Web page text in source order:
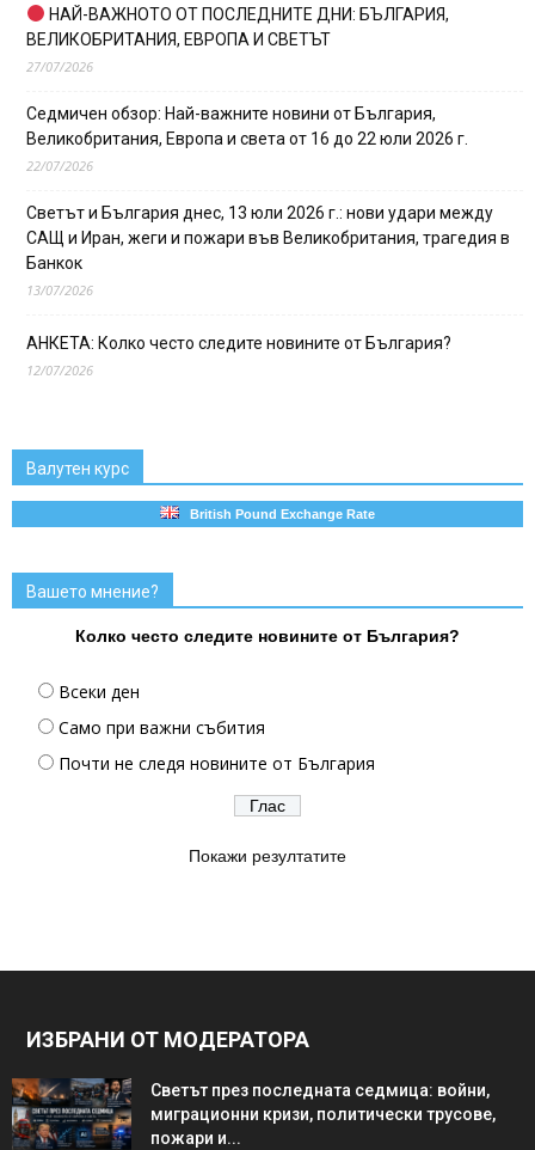
НАЙ-ВАЖНОТО ОТ ПОСЛЕДНИТЕ ДНИ: БЪЛГАРИЯ,
ВЕЛИКОБРИТАНИЯ, ЕВРОПА И СВЕТЪТ
27/07/2026
Седмичен обзор: Най-важните новини от България,
Великобритания, Европа и света от 16 до 22 юли 2026 г.
22/07/2026
Светът и България днес, 13 юли 2026 г.: нови удари между
САЩ и Иран, жеги и пожари във Великобритания, трагедия в
Банкок
13/07/2026
АНКЕТА: Колко често следите новините от България?
12/07/2026
Валутен курс
British Pound Exchange Rate
Вашето мнение?
Колко често следите новините от България?
Всеки ден
Само при важни събития
Почти не следя новините от България
Покажи резултатите
ИЗБРАНИ ОТ МОДЕРАТОРА
Светът през последната седмица: войни,
миграционни кризи, политически трусове,
пожари и...